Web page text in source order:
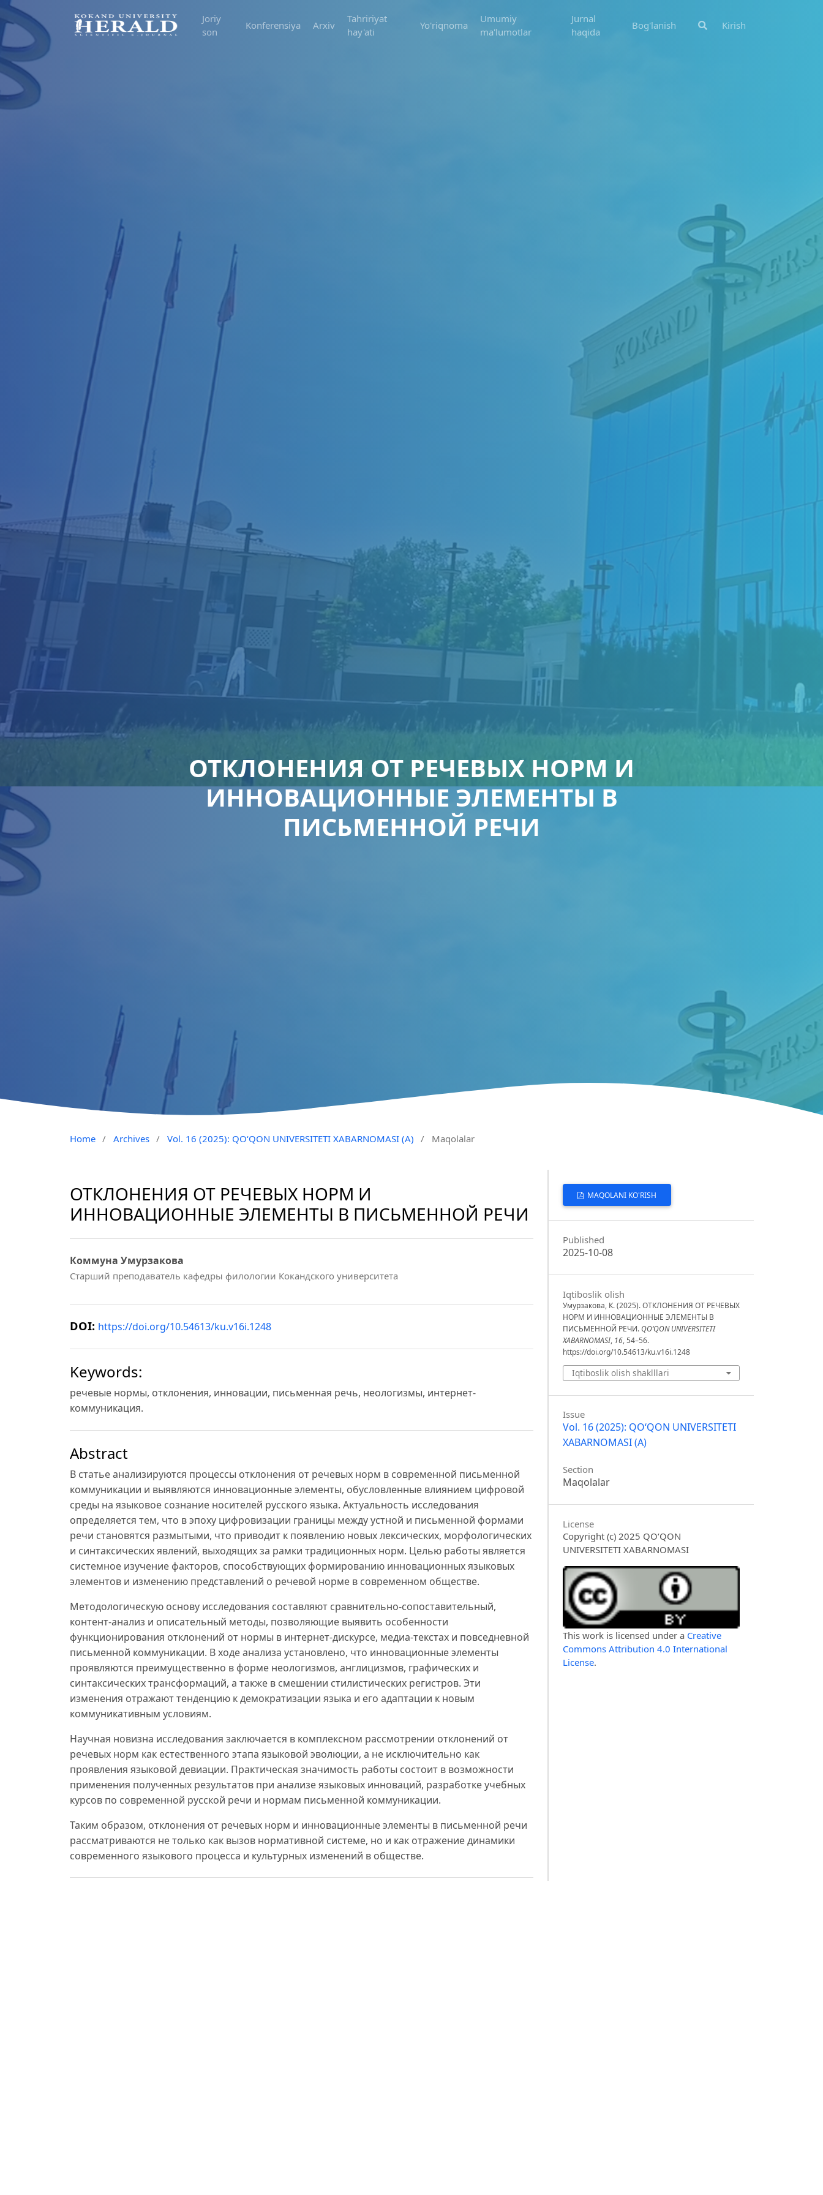
Joriy
son
Konferensiya Arxiv
Tahririyat
hay'ati
Yo'riqnoma
Umumiy
ma'lumotlar
Jurnal
haqida
Bog'lanish Kirish
ОТКЛОНЕНИЯ ОТ РЕЧЕВЫХ НОРМ И
ИННОВАЦИОННЫЕ ЭЛЕМЕНТЫ В
ПИСЬМЕННОЙ РЕЧИ
Home / Archives / Vol. 16 (2025): QO‘QON UNIVERSITETI XABARNOMASI (A) / Maqolalar
ОТКЛОНЕНИЯ ОТ РЕЧЕВЫХ НОРМ И
ИННОВАЦИОННЫЕ ЭЛЕМЕНТЫ В ПИСЬМЕННОЙ РЕЧИ
Коммуна Умурзакова
Старший преподаватель кафедры филологии Кокандского университета
DOI: https://doi.org/10.54613/ku.v16i.1248
Keywords:
речевые нормы, отклонения, инновации, письменная речь, неологизмы, интернет-
коммуникация.
Abstract
В статье анализируются процессы отклонения от речевых норм в современной письменной
коммуникации и выявляются инновационные элементы, обусловленные влиянием цифровой
среды на языковое сознание носителей русского языка. Актуальность исследования
определяется тем, что в эпоху цифровизации границы между устной и письменной формами
речи становятся размытыми, что приводит к появлению новых лексических, морфологических
и синтаксических явлений, выходящих за рамки традиционных норм. Целью работы является
системное изучение факторов, способствующих формированию инновационных языковых
элементов и изменению представлений о речевой норме в современном обществе.
Методологическую основу исследования составляют сравнительно-сопоставительный,
контент-анализ и описательный методы, позволяющие выявить особенности
функционирования отклонений от нормы в интернет-дискурсе, медиа-текстах и повседневной
письменной коммуникации. В ходе анализа установлено, что инновационные элементы
проявляются преимущественно в форме неологизмов, англицизмов, графических и
синтаксических трансформаций, а также в смешении стилистических регистров. Эти
изменения отражают тенденцию к демократизации языка и его адаптации к новым
коммуникативным условиям.
Научная новизна исследования заключается в комплексном рассмотрении отклонений от
речевых норм как естественного этапа языковой эволюции, а не исключительно как
проявления языковой девиации. Практическая значимость работы состоит в возможности
применения полученных результатов при анализе языковых инноваций, разработке учебных
курсов по современной русской речи и нормам письменной коммуникации.
Таким образом, отклонения от речевых норм и инновационные элементы в письменной речи
рассматриваются не только как вызов нормативной системе, но и как отражение динамики
современного языкового процесса и культурных изменений в обществе.
MAQOLANI KO'RISH
Published
2025-10-08
Iqtiboslik olish
Умурзакова, К. (2025). ОТКЛОНЕНИЯ ОТ РЕЧЕВЫХ
НОРМ И ИННОВАЦИОННЫЕ ЭЛЕМЕНТЫ В
ПИСЬМЕННОЙ РЕЧИ. QO‘QON UNIVERSITETI
XABARNOMASI, 16, 54–56.
https://doi.org/10.54613/ku.v16i.1248
Iqtiboslik olish shaklllari
Issue
Vol. 16 (2025): QO‘QON UNIVERSITETI
XABARNOMASI (A)
Section
Maqolalar
License
Copyright (c) 2025 QO‘QON
UNIVERSITETI XABARNOMASI
This work is licensed under a Creative
Commons Attribution 4.0 International
License.